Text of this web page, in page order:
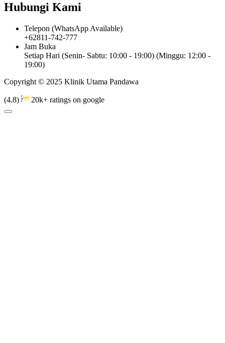
Hubungi Kami
Telepon (WhatsApp Available)
+62811-742-777
Jam Buka
Setiap Hari (Senin- Sabtu: 10:00 - 19:00) (Minggu: 12:00 -
19:00)
Copyright © 2025 Klinik Utama Pandawa
(4.8) 20k+ ratings on google